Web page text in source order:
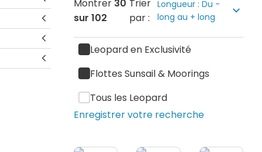
Montrer 30
sur 102
Trier
par :
Longueur : Du -
long au + long
Leopard en Exclusivité
Flottes Sunsail & Moorings
Tous les Leopard
Enregistrer votre recherche